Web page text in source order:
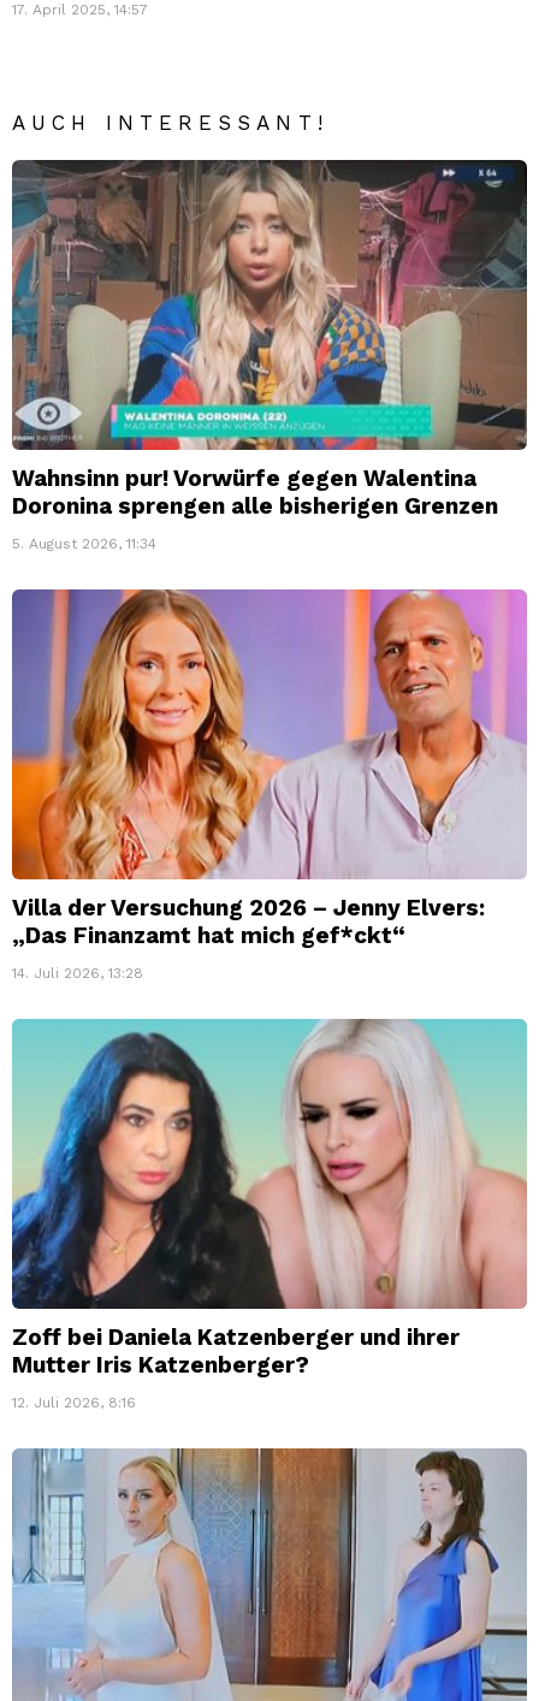
17. April 2025, 14:57
AUCH INTERESSANT!
Wahnsinn pur! Vorwürfe gegen Walentina
Doronina sprengen alle bisherigen Grenzen
5. August 2026, 11:34
Villa der Versuchung 2026 – Jenny Elvers:
„Das Finanzamt hat mich gef*ckt“
14. Juli 2026, 13:28
Zoff bei Daniela Katzenberger und ihrer
Mutter Iris Katzenberger?
12. Juli 2026, 8:16